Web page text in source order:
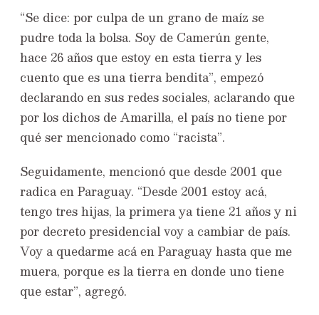
“Se dice: por culpa de un grano de maíz se
pudre toda la bolsa. Soy de Camerún gente,
hace 26 años que estoy en esta tierra y les
cuento que es una tierra bendita”, empezó
declarando en sus redes sociales, aclarando que
por los dichos de Amarilla, el país no tiene por
qué ser mencionado como “racista”.
Seguidamente, mencionó que desde 2001 que
radica en Paraguay. “Desde 2001 estoy acá,
tengo tres hijas, la primera ya tiene 21 años y ni
por decreto presidencial voy a cambiar de país.
Voy a quedarme acá en Paraguay hasta que me
muera, porque es la tierra en donde uno tiene
que estar”, agregó.